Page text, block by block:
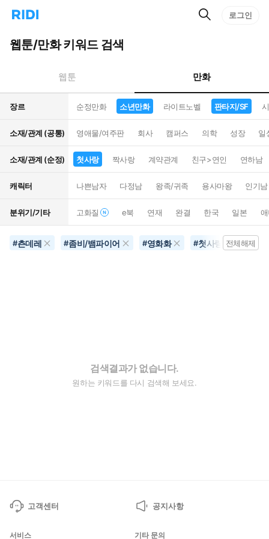
리
홈
으
턴
트
검
로그인
웹툰/만화 키워드 검색
웹툰 만화
장르 순정만화 소년만화 라이트노벨 판타지/SF
소재/관계 (공통) 영애물/여주판 회사 캠퍼스 의학 성장 일
소재/관계 (순정) 첫사랑 짝사랑 계약관계 친구>연인 연하남
캐릭터 나쁜남자 다정남 왕족/귀족 용사마왕 인기남
분위기/기타 고화질 e북 연재 완결 한국 일본
#츤데레 #좀비/뱀파이어 #영화화 #첫사랑 #판타
전체해제
검색결과가 없습니다.
원하는 키워드를 다시 검색해 보세요.
고객센터 공지사항
서비스 기타 문의